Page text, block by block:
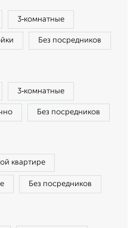
3‑комнатные
Без посредников
3‑комнатные
Без посредников
квартире
Без посредников